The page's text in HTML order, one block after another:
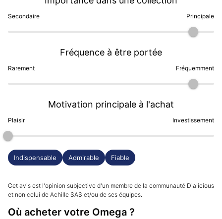
Secondaire Principale
Rarement
Fréquence à être portée
Fréquemment
Plaisir
Motivation principale à l'achat
Investissement
Indispensable Admirable Fiable
Cet avis est l'opinion subjective d'un membre de la communauté Dialicious
et non celui de Achille SAS et/ou de ses équipes.
Où acheter votre Omega ?